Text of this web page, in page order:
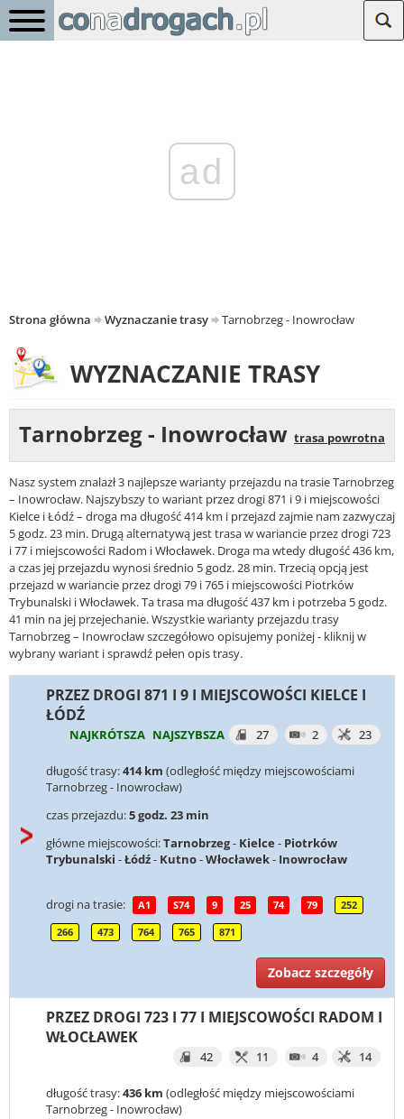
ad
Strona główna Wyznaczanie trasy Tarnobrzeg - Inowrocław
WYZNACZANIE TRASY
Tarnobrzeg - Inowrocław trasa powrotna
Nasz system znalazł 3 najlepsze warianty przejazdu na trasie Tarnobrzeg
– Inowrocław. Najszybszy to wariant przez drogi 871 i 9 i miejscowości
Kielce i Łódź – droga ma długość 414 km i przejazd zajmie nam zazwyczaj
5 godz. 23 min. Drugą alternatywą jest trasa w wariancie przez drogi 723
i 77 i miejscowości Radom i Włocławek. Droga ma wtedy długość 436 km,
a czas jej przejazdu wynosi średnio 5 godz. 28 min. Trzecią opcją jest
przejazd w wariancie przez drogi 79 i 765 i miejscowości Piotrków
Trybunalski i Włocławek. Ta trasa ma długość 437 km i potrzeba 5 godz.
41 min na jej przejechanie. Wszystkie warianty przejazdu trasy
Tarnobrzeg – Inowrocław szczegółowo opisujemy poniżej - kliknij w
wybrany wariant i sprawdź pełen opis trasy.
PRZEZ DROGI 871 I 9 I MIEJSCOWOŚCI KIELCE I
ŁÓDŹ
NAJKRÓTSZA NAJSZYBSZA 27 2 23
długość trasy:414 km (odległość między miejscowościami
Tarnobrzeg - Inowrocław)
czas przejazdu:5 godz. 23 min
główne miejscowości:Tarnobrzeg- Kielce - Piotrków
Trybunalski -Łódź- Kutno-Włocławek- Inowrocław
drogi na trasie: A1 S74 9 25 74 79 252
266 473 764 765 871
Zobacz szczegóły
PRZEZ DROGI 723 I 77 I MIEJSCOWOŚCI RADOM I
WŁOCŁAWEK
42 11 4 14
długość trasy:436 km (odległość między miejscowościami
Tarnobrzeg - Inowrocław)